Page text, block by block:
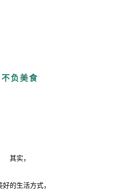
不负美食
其实，
好的生活方式，